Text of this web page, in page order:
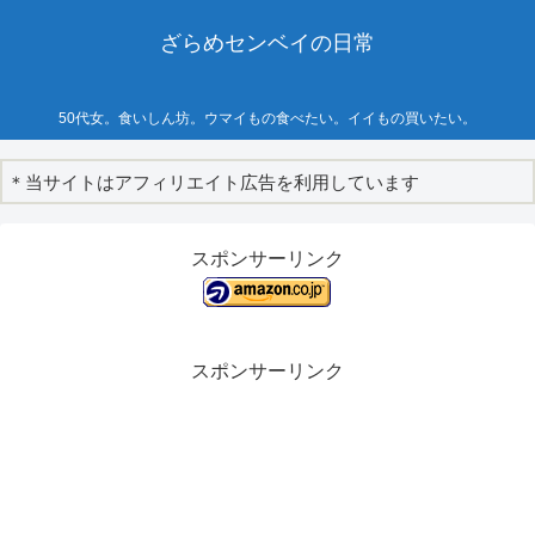
ざらめセンベイの日常
50代女。食いしん坊。ウマイもの食べたい。イイもの買いたい。
＊当サイトはアフィリエイト広告を利用しています
スポンサーリンク
スポンサーリンク